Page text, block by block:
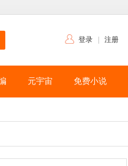
登录 注册
元宇宙 免费小说